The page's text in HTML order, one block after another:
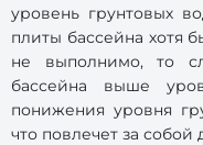
уровень грунтовых
плиты бассейна хотя
не выполнимо, то
бассейна выше
понижения уровня
что повлечет за